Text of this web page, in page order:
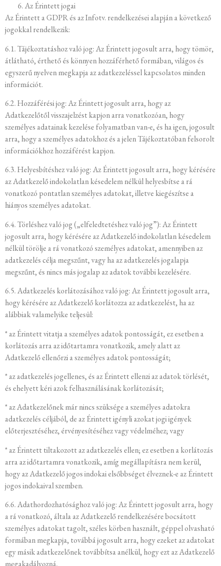
Az Érintett jogai
Az Érintett a GDPR és az Infotv. rendelkezései alapján a következő
jogokkal rendelkezik:
6.1. Tájékoztatáshoz való jog: Az Érintett jogosult arra, hogy tömör,
átlátható, érthető és könnyen hozzáférhető formában, világos és
egyszerű nyelven megkapja az adatkezeléssel kapcsolatos minden
információt.
6.2. Hozzáférési jog: Az Érintett jogosult arra, hogy az
Adatkezelőtől visszajelzést kapjon arra vonatkozóan, hogy
személyes adatainak kezelése folyamatban van-e, és ha igen, jogosult
arra, hogy a személyes adatokhoz és a jelen Tájékoztatóban felsorolt
információkhoz hozzáférést kapjon.
6.3. Helyesbítéshez való jog: Az Érintett jogosult arra, hogy kérésére
az Adatkezelő indokolatlan késedelem nélkül helyesbítse a rá
vonatkozó pontatlan személyes adatokat, illetve kiegészítse a
hiányos személyes adatokat.
6.4. Törléshez való jog („elfeledtetéshez való jog”): Az Érintett
jogosult arra, hogy kérésére az Adatkezelő indokolatlan késedelem
nélkül törölje a rá vonatkozó személyes adatokat, amennyiben az
adatkezelés célja megszűnt, vagy ha az adatkezelés jogalapja
megszűnt, és nincs más jogalap az adatok további kezelésére.
6.5. Adatkezelés korlátozásához való jog: Az Érintett jogosult arra,
hogy kérésére az Adatkezelő korlátozza az adatkezelést, ha az
alábbiak valamelyike teljesül:
* az Érintett vitatja a személyes adatok pontosságát, ez esetben a
korlátozás arra az időtartamra vonatkozik, amely alatt az
Adatkezelő ellenőrzi a személyes adatok pontosságát;
* az adatkezelés jogellenes, és az Érintett ellenzi az adatok törlését,
és ehelyett kéri azok felhasználásának korlátozását;
* az Adatkezelőnek már nincs szüksége a személyes adatokra
adatkezelés céljából, de az Érintett igényli azokat jogi igények
előterjesztéséhez, érvényesítéséhez vagy védelméhez; vagy
* az Érintett tiltakozott az adatkezelés ellen; ez esetben a korlátozás
arra az időtartamra vonatkozik, amíg megállapításra nem kerül,
hogy az Adatkezelő jogos indokai elsőbbséget élveznek-e az Érintett
jogos indokaival szemben.
6.6. Adathordozhatósághoz való jog: Az Érintett jogosult arra, hogy
a rá vonatkozó, általa az Adatkezelő rendelkezésére bocsátott
személyes adatokat tagolt, széles körben használt, géppel olvasható
formában megkapja, továbbá jogosult arra, hogy ezeket az adatokat
egy másik adatkezelőnek továbbítsa anélkül, hogy ezt az Adatkezelő
megakadályozná.